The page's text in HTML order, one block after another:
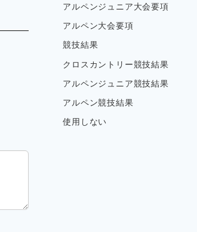
アルペンジュニア大会要項
アルペン大会要項
競技結果
クロスカントリー競技結果
アルペンジュニア競技結果
アルペン競技結果
使用しない